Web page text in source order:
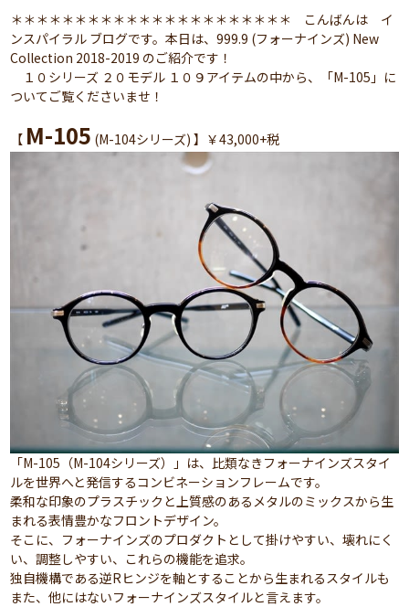
＊＊＊＊＊＊＊＊＊＊＊＊＊＊＊＊＊＊＊＊＊＊ こんばんは イ
ンスパイラル ブログです。本日は、999.9 (フォーナインズ) New
Collection 2018-2019 のご紹介です！
１０シリーズ ２０モデル １０９アイテムの中から、「M-105」に
ついてご覧くださいませ！
【 M-105 (M-104シリーズ) 】￥43,000+税
「M-105（M-104シリーズ）」は、比類なきフォーナインズスタイ
ルを世界へと発信するコンビネーションフレームです。
柔和な印象のプラスチックと上質感のあるメタルのミックスから生
まれる表情豊かなフロントデザイン。
そこに、フォーナインズのプロダクトとして掛けやすい、壊れにく
い、調整しやすい、これらの機能を追求。
独自機構である逆Rヒンジを軸とすることから生まれるスタイルも
また、他にはないフォーナインズスタイルと言えます。